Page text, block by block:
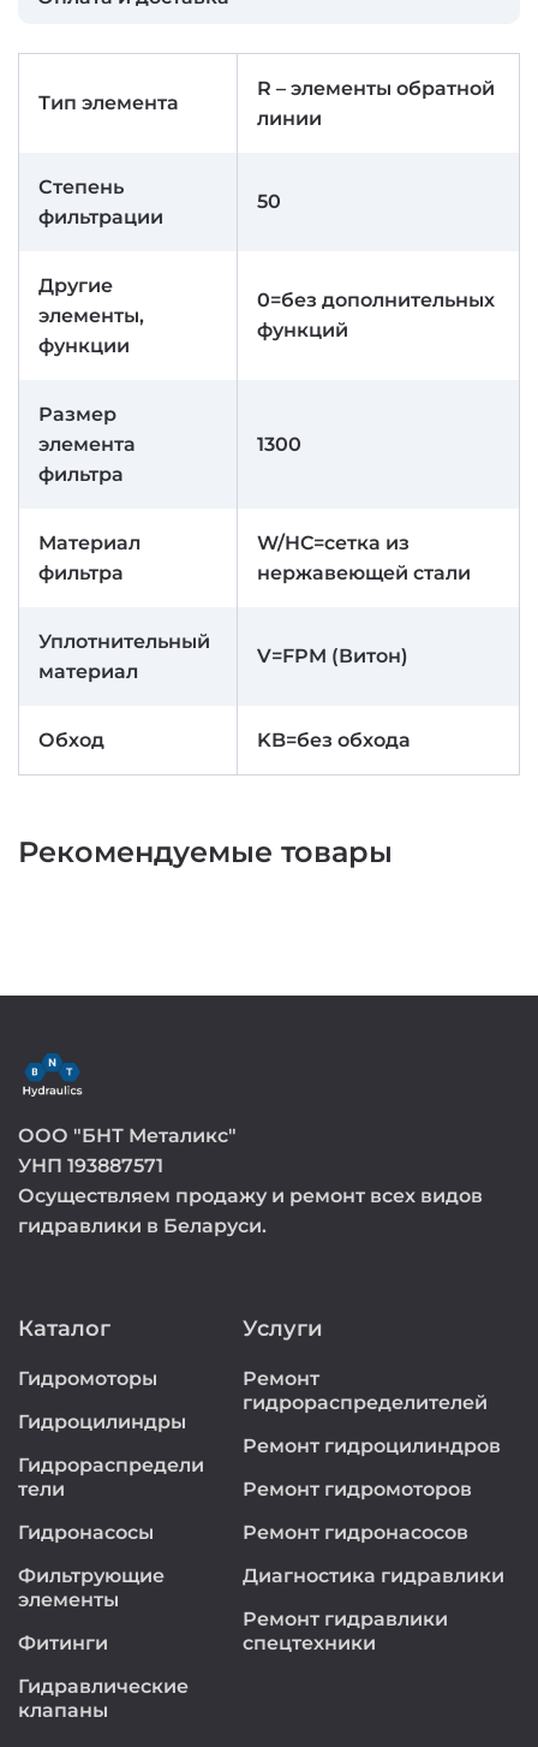
Тип элемента
R – элементы обратной
линии
Степень
фильтрации
50
Другие
элементы,
функции
0=без дополнительных
функций
Размер
элемента
фильтра
1300
Материал
фильтра
W/HC=сетка из
нержавеющей стали
Уплотнительный
материал
V=FPM (Витон)
Обход KB=без обхода
Рекомендуемые товары
ООО "БНТ Металикс"
УНП 193887571
Осуществляем продажу и ремонт всех видов
гидравлики в Беларуси.
Каталог
Гидромоторы
Гидроцилиндры
Гидрораспредели
тели
Гидронасосы
Фильтрующие
элементы
Фитинги
Гидравлические
клапаны
Услуги
Ремонт
гидрораспределителей
Ремонт гидроцилиндров
Ремонт гидромоторов
Ремонт гидронасосов
Диагностика гидравлики
Ремонт гидравлики
спецтехники